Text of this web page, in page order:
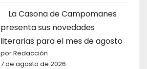
La Casona de Campomanes
presenta sus novedades
literarias para el mes de agosto
por Redacción
7 de agosto de 2026